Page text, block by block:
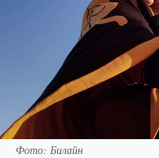
Фото: Билайн